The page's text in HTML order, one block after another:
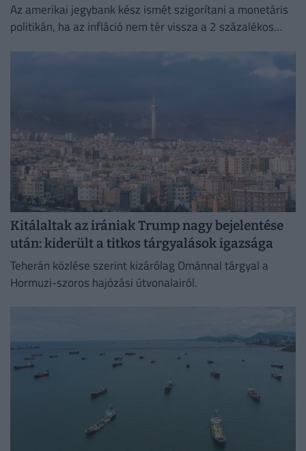
Az amerikai jegybank kész ismét szigorítani a monetáris
politikán, ha az infláció nem tér vissza a 2 százalékos
Kitálaltak az irániak Trump nagy bejelentése
után: kiderült a titkos tárgyalások igazsága
Teherán közlése szerint kizárólag Ománnal tárgyal a
Hormuzi-szoros hajózási útvonalairól.